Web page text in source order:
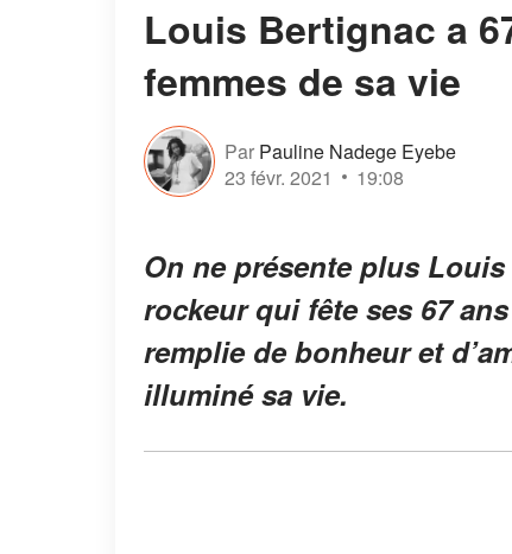
Louis Bertignac a
femmes de sa vie
Par Pauline Nadege Eyebe
23 févr. 2021
19:08
On ne présente plus
rockeur qui fête ses 67
remplie de bonheur et
illuminé sa vie.